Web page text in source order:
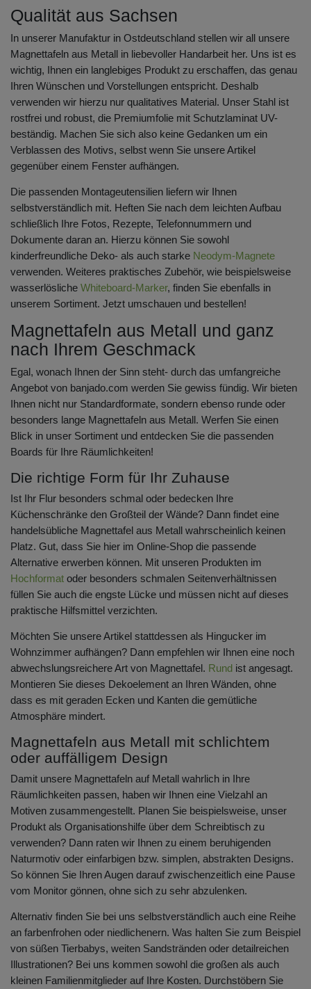
Qualität aus Sachsen
In unserer Manufaktur in Ostdeutschland stellen wir all unsere
Magnettafeln aus Metall in liebevoller Handarbeit her. Uns ist es
wichtig, Ihnen ein langlebiges Produkt zu erschaffen, das genau
Ihren Wünschen und Vorstellungen entspricht. Deshalb
verwenden wir hierzu nur qualitatives Material. Unser Stahl ist
rostfrei und robust, die Premiumfolie mit Schutzlaminat UV-
beständig. Machen Sie sich also keine Gedanken um ein
Verblassen des Motivs, selbst wenn Sie unsere Artikel
gegenüber einem Fenster aufhängen.
Die passenden Montageutensilien liefern wir Ihnen
selbstverständlich mit. Heften Sie nach dem leichten Aufbau
schließlich Ihre Fotos, Rezepte, Telefonnummern und
Dokumente daran an. Hierzu können Sie sowohl
kinderfreundliche Deko- als auch starke Neodym-Magnete
verwenden. Weiteres praktisches Zubehör, wie beispielsweise
wasserlösliche Whiteboard-Marker, finden Sie ebenfalls in
unserem Sortiment. Jetzt umschauen und bestellen!
Magnettafeln aus Metall und ganz
nach Ihrem Geschmack
Egal, wonach Ihnen der Sinn steht- durch das umfangreiche
Angebot von banjado.com werden Sie gewiss fündig. Wir bieten
Ihnen nicht nur Standardformate, sondern ebenso runde oder
besonders lange Magnettafeln aus Metall. Werfen Sie einen
Blick in unser Sortiment und entdecken Sie die passenden
Boards für Ihre Räumlichkeiten!
Die richtige Form für Ihr Zuhause
Ist Ihr Flur besonders schmal oder bedecken Ihre
Küchenschränke den Großteil der Wände? Dann findet eine
handelsübliche Magnettafel aus Metall wahrscheinlich keinen
Platz. Gut, dass Sie hier im Online-Shop die passende
Alternative erwerben können. Mit unseren Produkten im
Hochformat oder besonders schmalen Seitenverhältnissen
füllen Sie auch die engste Lücke und müssen nicht auf dieses
praktische Hilfsmittel verzichten.
Möchten Sie unsere Artikel stattdessen als Hingucker im
Wohnzimmer aufhängen? Dann empfehlen wir Ihnen eine noch
abwechslungsreichere Art von Magnettafel. Rund ist angesagt.
Montieren Sie dieses Dekoelement an Ihren Wänden, ohne
dass es mit geraden Ecken und Kanten die gemütliche
Atmosphäre mindert.
Magnettafeln aus Metall mit schlichtem
oder auffälligem Design
Damit unsere Magnettafeln auf Metall wahrlich in Ihre
Räumlichkeiten passen, haben wir Ihnen eine Vielzahl an
Motiven zusammengestellt. Planen Sie beispielsweise, unser
Produkt als Organisationshilfe über dem Schreibtisch zu
verwenden? Dann raten wir Ihnen zu einem beruhigenden
Naturmotiv oder einfarbigen bzw. simplen, abstrakten Designs.
So können Sie Ihren Augen darauf zwischenzeitlich eine Pause
vom Monitor gönnen, ohne sich zu sehr abzulenken.
Alternativ finden Sie bei uns selbstverständlich auch eine Reihe
an farbenfrohen oder niedlichenern. Was halten Sie zum Beispiel
von süßen Tierbabys, weiten Sandstränden oder detailreichen
Illustrationen? Bei uns kommen sowohl die großen als auch
kleinen Familienmitglieder auf Ihre Kosten. Durchstöbern Sie